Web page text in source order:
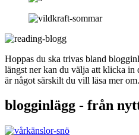
Hoppas du ska trivas bland
längst ner kan du välja att klicka in
är något särskilt du vill läsa mer om.
blogginlägg - från